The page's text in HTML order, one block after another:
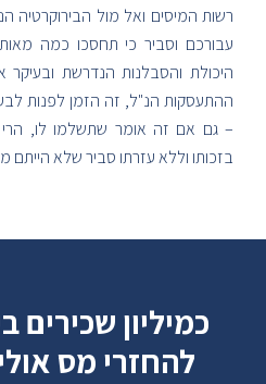
רשות המיסים ואל מול הבירוקרטיה
עבורכם וסביר כי תחסכו כמה
היכולת והסבלנות הנדרשת
ההתעסקות הנ"ל, זה הזמן לפנות
– גם אם זה אומר שתשלמו לו,
בזכותו וללא עזרתו סביר שלא הייתם
כמיליון שכירים
להחזרי מס